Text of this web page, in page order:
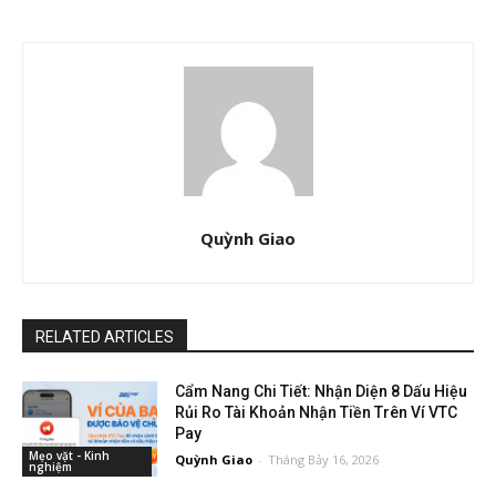
Quỳnh Giao
RELATED ARTICLES
Mẹo vặt - Kinh
nghiệm
Cẩm Nang Chi Tiết: Nhận Diện 8 Dấu Hiệu
Rủi Ro Tài Khoản Nhận Tiền Trên Ví VTC
Pay
Quỳnh Giao - Tháng Bảy 16, 2026